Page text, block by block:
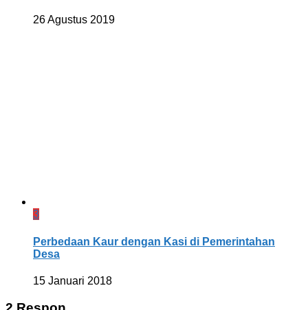
26 Agustus 2019
3
Perbedaan Kaur dengan Kasi di Pemerintahan
Desa
15 Januari 2018